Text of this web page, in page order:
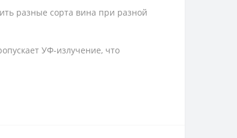
разные сорта вина при разной
УФ-излучение, что